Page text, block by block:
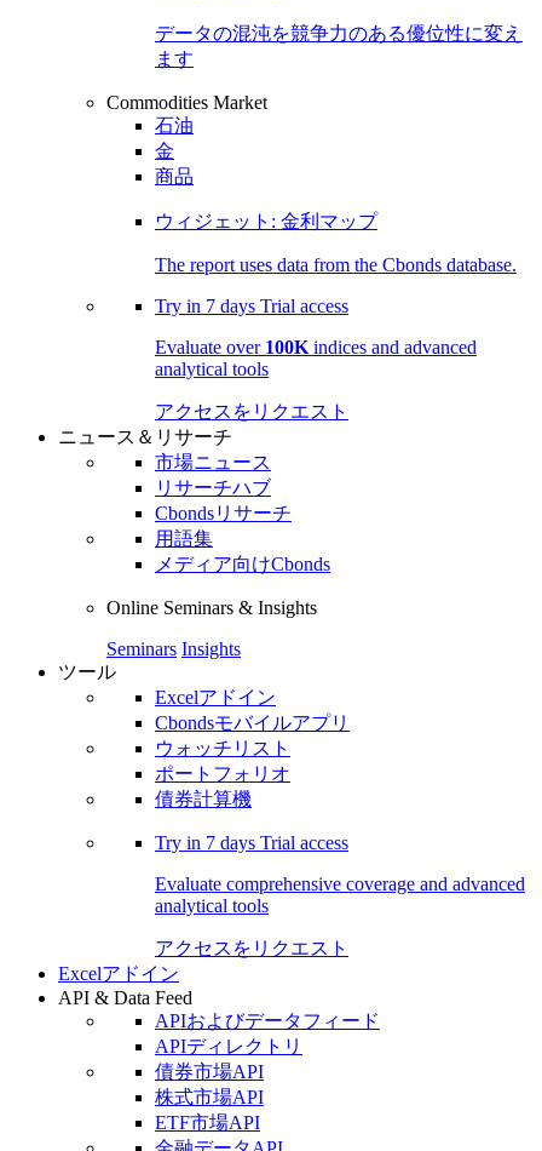
データの混沌を競争力のある優位性に変え
ます
Commodities Market
石油
金
商品
ウィジェット: 金利マップ
The report uses data from the Cbonds database.
Try in 7 days Trial access
Evaluate over 100K indices and advanced
analytical tools
アクセスをリクエスト
ニュース＆リサーチ
市場ニュース
リサーチハブ
Cbondsリサーチ
用語集
メディア向けCbonds
Online Seminars & Insights
Seminars Insights
ツール
Excelアドイン
Cbondsモバイルアプリ
ウォッチリスト
ポートフォリオ
債券計算機
Try in 7 days Trial access
Evaluate comprehensive coverage and advanced
analytical tools
アクセスをリクエスト
Excelアドイン
API & Data Feed
APIおよびデータフィード
APIディレクトリ
債券市場API
株式市場API
ETF市場API